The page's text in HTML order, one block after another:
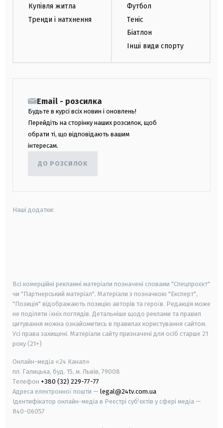
Купівля житла
Тренди і натхнення
Футбол
Теніс
Біатлон
Інші види спорту
Email - розсилка
Будьте в курсі всіх новин і оновлень!
Перейдіть на сторінку наших розсилок, щоб
обрати ті, що відповідають вашим
інтересам.
ДО РОЗСИЛОК
Наші додатки:
Всі комерційні рекламні матеріали позначені словами "Спецпроєкт"
чи "Партнерський матеріал". Матеріали з позначкою "Експерт",
"Позиція" відображають позицію авторів та героїв. Редакція може
не поділяти їхніх поглядів. Детальніше щодо реклами та правил
цитування можна ознайомитись в правилах користування сайтом.
Усі права захищені. Матеріали сайту призначені для осіб старше 21
року (21+)
Онлайн-медіа «24 Канал»
пл. Галицька, буд. 15, м. Львів, 79008
Телефон +380 (32) 229-77-77
Адреса електронної пошти — legal@24tv.com.ua
Ідентифікатор онлайн-медіа в Реєстрі суб'єктів у сфері медіа —
R40-06057